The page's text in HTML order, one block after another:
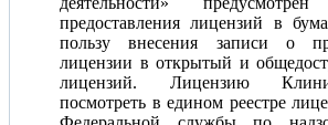
предоставления лицензий в
пользу внесения записи о
лицензии в открытый и
лицензий. Лицензию
посмотреть в едином реестре